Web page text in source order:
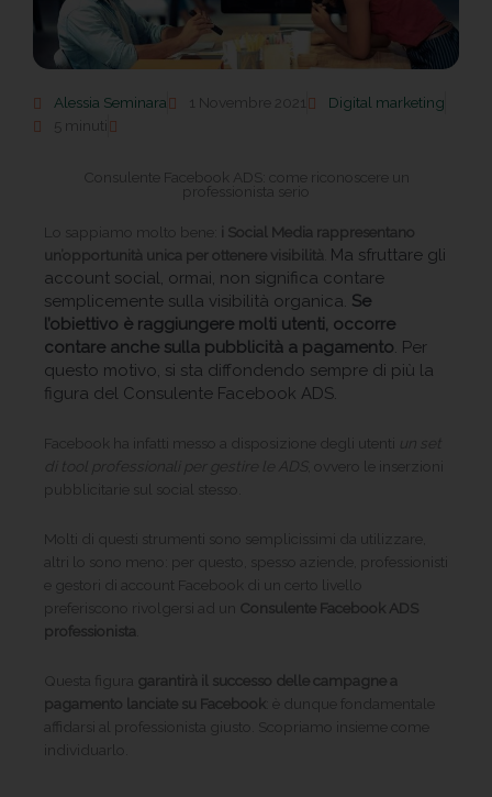
Alessia Seminara 1 Novembre 2021
Digital marketing
5 minuti
Consulente Facebook ADS: come riconoscere un
professionista serio
Lo sappiamo molto bene: i Social Media rappresentano
un’opportunità unica per ottenere visibilità Ma sfruttare gli
account social, ormai, non significa contare
semplicemente sulla visibilità organica. Se
l’obiettivo è raggiungere molti utenti, occorre
contare anche sulla pubblicità a pagamento. Per
questo motivo, si sta diffondendo sempre di più la
figura del Consulente Facebook ADS.
Facebook ha infatti messo a disposizione degli utenti un set
di tool professionali per gestire le ADS , ovvero le inserzioni
pubblicitarie sul social stesso.
Molti di questi strumenti sono semplicissimi da utilizzare,
altri lo sono meno: per questo, spesso aziende, professionisti
e gestori di account Facebook di un certo livello
preferiscono rivolgersi ad un Consulente Facebook ADS
professionista
Questa figura garantirà il successo delle campagne a
pagamento lanciate su Facebook : è dunque fondamentale
affidarsi al professionista giusto. Scopriamo insieme come
individuarlo.